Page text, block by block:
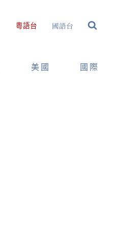
粵語台 國語台
美國 國際